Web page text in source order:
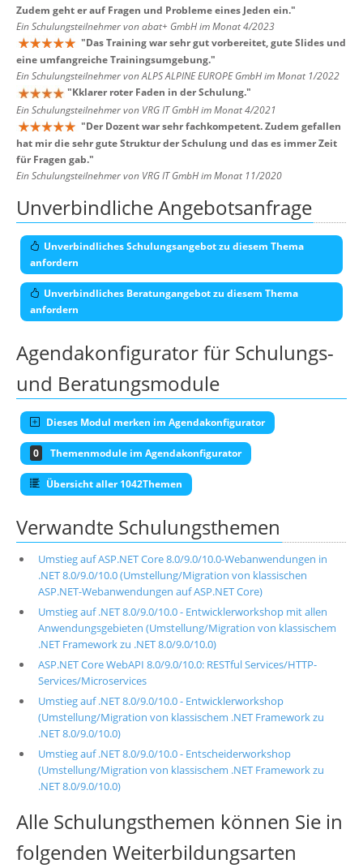
Zudem geht er auf Fragen und Probleme eines Jeden ein."
Ein Schulungsteilnehmer von abat+ GmbH im Monat 4/2023
"Das Training war sehr gut vorbereitet, gute Slides und
eine umfangreiche Trainingsumgebung."
Ein Schulungsteilnehmer von ALPS ALPINE EUROPE GmbH im Monat 1/2022
"Kklarer roter Faden in der Schulung."
Ein Schulungsteilnehmer von VRG IT GmbH im Monat 4/2021
"Der Dozent war sehr fachkompetent. Zudem gefallen
hat mir die sehr gute Struktur der Schulung und das es immer Zeit
für Fragen gab."
Ein Schulungsteilnehmer von VRG IT GmbH im Monat 11/2020
Unverbindliche Angebotsanfrage
Unverbindliches Schulungsangebot zu diesem Thema
anfordern
Unverbindliches Beratungangebot zu diesem Thema
anfordern
Agendakonfigurator für Schulungs-
und Beratungsmodule
Dieses Modul merken im Agendakonfigurator
0 Themenmodule im Agendakonfigurator
Übersicht aller 1042Themen
Verwandte Schulungsthemen
Umstieg auf ASP.NET Core 8.0/9.0/10.0-Webanwendungen in
.NET 8.0/9.0/10.0 (Umstellung/Migration von klassischen
ASP.NET-Webanwendungen auf ASP.NET Core)
Umstieg auf .NET 8.0/9.0/10.0 - Entwicklerworkshop mit allen
Anwendungsgebieten (Umstellung/Migration von klassischem
.NET Framework zu .NET 8.0/9.0/10.0)
ASP.NET Core WebAPI 8.0/9.0/10.0: RESTful Services/HTTP-
Services/Microservices
Umstieg auf .NET 8.0/9.0/10.0 - Entwicklerworkshop
(Umstellung/Migration von klassischem .NET Framework zu
.NET 8.0/9.0/10.0)
Umstieg auf .NET 8.0/9.0/10.0 - Entscheiderworkshop
(Umstellung/Migration von klassischem .NET Framework zu
.NET 8.0/9.0/10.0)
Alle Schulungsthemen können Sie in
folgenden Weiterbildungsarten